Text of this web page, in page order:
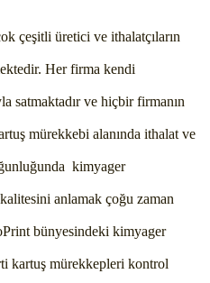
çeşitli üretici ve ithalatçıların
Her firma kendi
satmaktadır ve hiçbir firmanın
mürekkebi alanında ithalat ve
kimyager
anlamak çoğu zaman
bünyesindeki kimyager
kartuş mürekkepleri kontrol